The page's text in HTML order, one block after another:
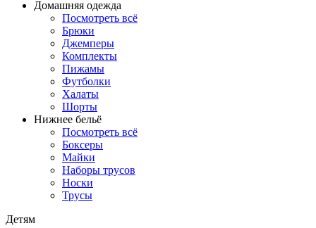
Домашняя одежда
Посмотреть всё
Брюки
Джемперы
Комплекты
Пижамы
Футболки
Халаты
Шорты
Нижнее бельё
Посмотреть всё
Боксеры
Майки
Наборы трусов
Носки
Трусы
Детям